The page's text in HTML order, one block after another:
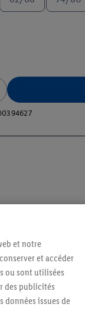
et notre
et accéder
ou sont utilisées
des publicités
données issues de